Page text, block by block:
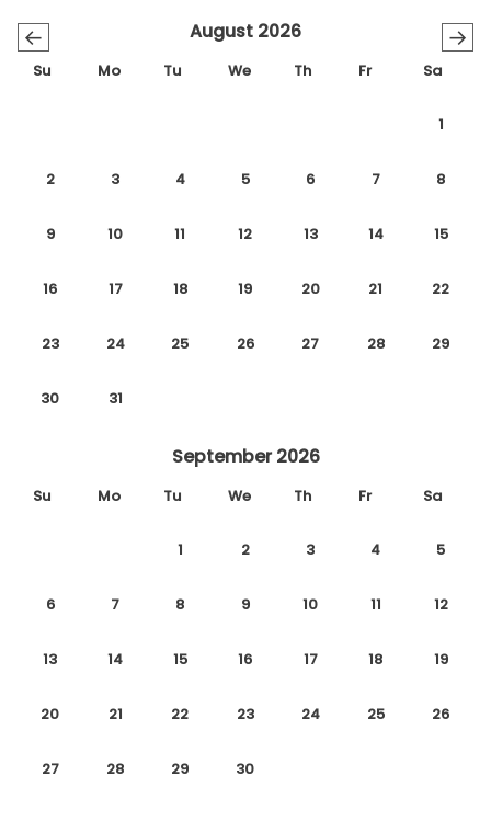
← →
August 2026
Su Mo Tu We Th Fr Sa
1
2 3 4 5 6 7 8
9 10 11 12 13 14 15
16 17 18 19 20 21 22
23 24 25 26 27 28 29
30 31
September 2026
Su Mo Tu We Th Fr Sa
1 2 3 4 5
6 7 8 9 10 11 12
13 14 15 16 17 18 19
20 21 22 23 24 25 26
27 28 29 30